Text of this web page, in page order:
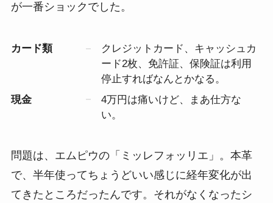
が一番ショックでした。
カード類
クレジットカード、キャッシュカ
ード2枚、免許証、保険証は利用
停止すればなんとかなる。
現金
4万円は痛いけど、まあ仕方な
い。
問題は、エムピウの「ミッレフォッリエ」。本革
で、半年使ってちょうどいい感じに経年変化が出
てきたところだったんです。それがなくなったシ